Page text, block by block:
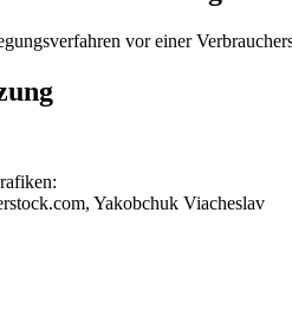
vor einer
Yakobchuk Viacheslav